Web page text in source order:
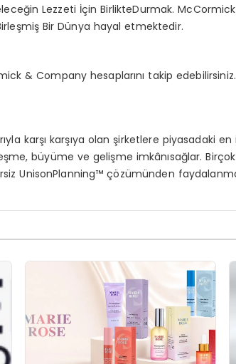
Lezzeti İçin BirlikteDurmak.
Bir Dünya hayal etmektedir.
&Company hesaplarını takip edebilirsiniz.
karşı karşıya olan şirketlere piyasadaki en
me, büyüme ve gelişme imkânısağlar.Birçok
UnisonPlanning™çözümünden